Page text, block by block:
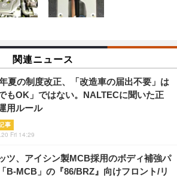
関連ニュース
夏の制度改正、「改造車の届出不要」は
でもOK」ではない。NALTECに聞いた正
用ルール
事
Fri 14:29
ツ、アイシン製MCB採用のボディ補強パ
B-MCB」の『86/BRZ』向けフロント/リ